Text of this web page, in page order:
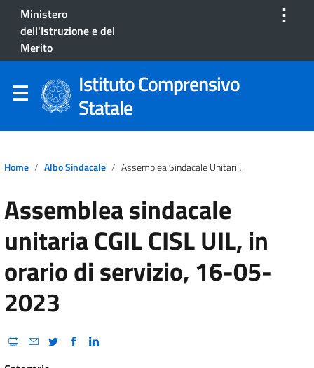
Ministero
dell'Istruzione e del
Merito
⋮
Istituto Comprensivo
Statale
Home Albo Sindacale Assemblea Sindacale Unitaria CGIL CISL UIL, In Orario Di Servizio, 16-05-2023
Assemblea sindacale
unitaria CGIL CISL UIL, in
orario di servizio, 16-05-
2023